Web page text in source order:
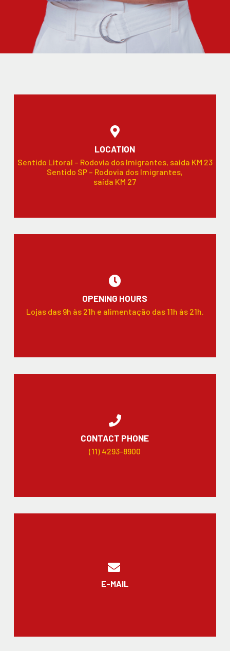
LOCATION
Sentido Litoral – Rodovia dos Imigrantes, saída KM 23
Sentido SP – Rodovia dos Imigrantes,
saída KM 27
OPENING HOURS
Lojas das 9h às 21h e alimentação das 11h às 21h.
CONTACT PHONE
(11) 4293-8900
E-MAIL